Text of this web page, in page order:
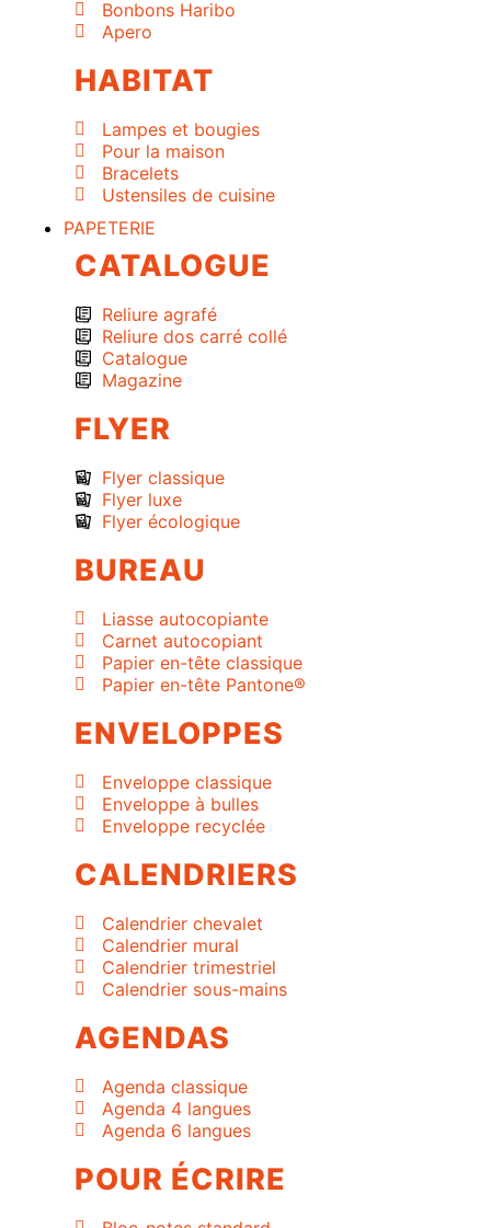
Bonbons Haribo
Apero
HABITAT
Lampes et bougies
Pour la maison
Bracelets
Ustensiles de cuisine
PAPETERIE
CATALOGUE
Reliure agrafé
Reliure dos carré collé
Catalogue
Magazine
FLYER
Flyer classique
Flyer luxe
Flyer écologique
BUREAU
Liasse autocopiante
Carnet autocopiant
Papier en-tête classique
Papier en-tête Pantone®
ENVELOPPES
Enveloppe classique
Enveloppe à bulles
Enveloppe recyclée
CALENDRIERS
Calendrier chevalet
Calendrier mural
Calendrier trimestriel
Calendrier sous-mains
AGENDAS
Agenda classique
Agenda 4 langues
Agenda 6 langues
POUR ÉCRIRE